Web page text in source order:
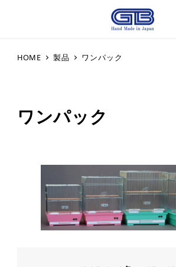
HOME 製品 ワンパック
ワンパック